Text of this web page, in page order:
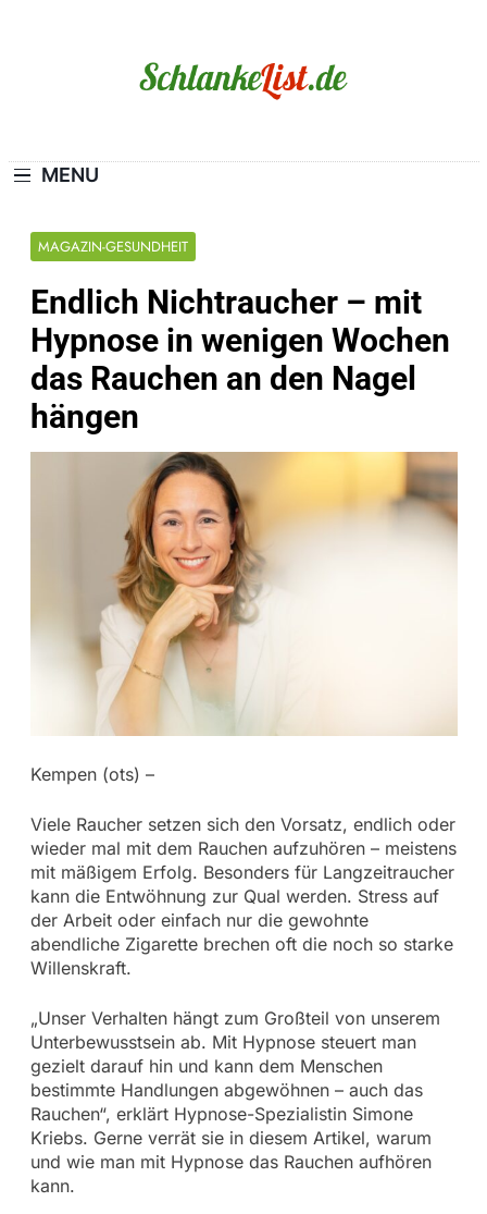
MENU
MAGAZIN-GESUNDHEIT
Endlich Nichtraucher – mit
Hypnose in wenigen Wochen
das Rauchen an den Nagel
hängen
Kempen (ots) –
Viele Raucher setzen sich den Vorsatz, endlich oder
wieder mal mit dem Rauchen aufzuhören – meistens
mit mäßigem Erfolg. Besonders für Langzeitraucher
kann die Entwöhnung zur Qual werden. Stress auf
der Arbeit oder einfach nur die gewohnte
abendliche Zigarette brechen oft die noch so starke
Willenskraft.
„Unser Verhalten hängt zum Großteil von unserem
Unterbewusstsein ab. Mit Hypnose steuert man
gezielt darauf hin und kann dem Menschen
bestimmte Handlungen abgewöhnen – auch das
Rauchen“, erklärt Hypnose-Spezialistin Simone
Kriebs. Gerne verrät sie in diesem Artikel, warum
und wie man mit Hypnose das Rauchen aufhören
kann.